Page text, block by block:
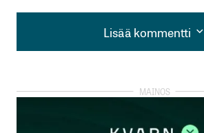
Lisää kommentti
Lisää kommentti
rekisteröityä